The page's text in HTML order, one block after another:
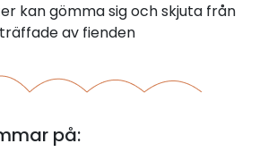
kan gömma sig och skjuta från
av fienden
på: